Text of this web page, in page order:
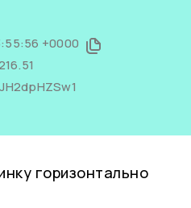
+0000
горизонтально